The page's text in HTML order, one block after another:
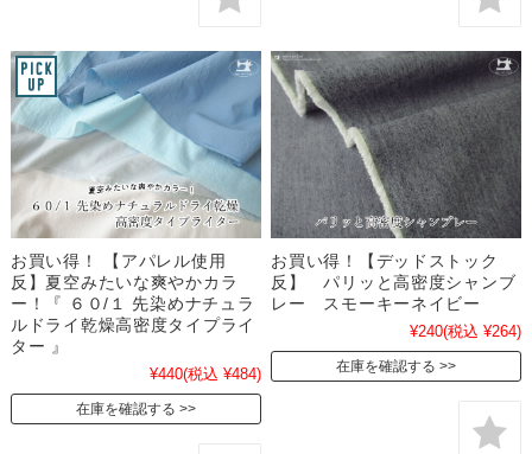
お買い得！ 【アパレル使用
反】夏空みたいな爽やかカラ
ー！『 ６０/１ 先染めナチュラ
ルドライ乾燥高密度タイプライ
ター 』
¥440(税込 ¥484)
在庫を確認する
お買い得！【デッドストック
反】 パリッと高密度シャンブ
レー スモーキーネイビー
¥240(税込 ¥264)
在庫を確認する